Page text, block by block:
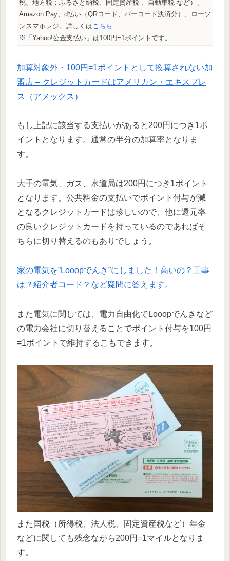
税、地方税：ふるさと納税、固定資産税 、自動車税 など）、
Amazon Pay、d払い（QRコード、バーコード決済分）、ローソ
ンスマホレジ。詳しくは こちら
※「Yahoo!公金支払い」は100円=1ポイントです。
加算対象外・100円=1ポイントとして換算されない加
盟店 – クレジットカードはアメリカン・エキスプレ
ス（アメックス）
もし上記に該当する支払いがあると200円につき1ポ
イントとなります。通常の半分の加算率となりま
す。
大手の電気、ガス、水道局は200円につき1ポイント
となります。公共料金の支払いでポイント付与が減
となるクレジットカードは珍しいので、他に還元率
の良いクレジットカードを持っているのであればそ
ちらに切り替えるのもありでしょう。
家の電気を”Looopでんき”にしました！高いの？工事
は？紹介者コード？など疑問に答えます。
また電気に関しては、電力自由化でLooopでんきなど
の電力会社に切り替えることでポイント付与を100円
=1ポイントで維持するこもできます。
また国税（所得税、法人税、固定資産税など）年金
などに関しても残念ながら200円=1マイルとなりま
す。